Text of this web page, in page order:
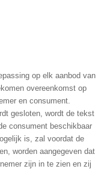
op elk aanbod van
overeenkomst op
en consument.
gesloten, wordt de tekst
consument beschikbaar
is, zal voordat de
worden aangegeven dat
zijn in te zien en zij